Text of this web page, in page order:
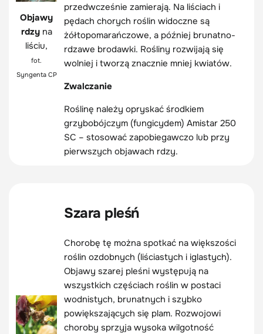
Objawy
rdzyna
liściu,
fot.
Syngenta CP
przedwcześnie zamierają. Na liściach i
pędach chorych roślin widoczne są
żółtopomarańczowe, a później brunatno-
rdzawe brodawki. Rośliny rozwijają się
wolniej i tworzą znacznie mniej kwiatów.
Zwalczanie
Roślinę należy opryskać środkiem
grzybobójczym (fungicydem) Amistar 250
SC – stosować zapobiegawczo lub przy
pierwszych objawach rdzy.
Szara pleśń
Chorobę tę można spotkać na większości
roślin ozdobnych (liściastych i iglastych).
Objawy szarej pleśni występują na
wszystkich częściach roślin w postaci
wodnistych, brunatnych i szybko
powiększających się plam. Rozwojowi
choroby sprzyja wysoka wilgotność